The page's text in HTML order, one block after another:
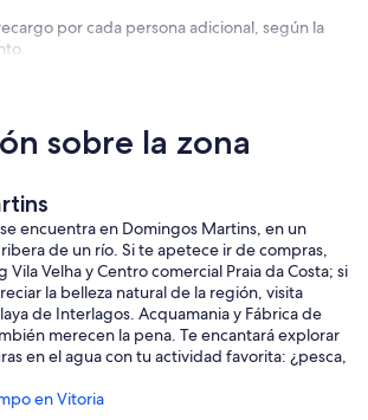
por cada persona adicional, según la
sobre la zona
encuentra en Domingos Martins, en un
de un río. Si te apetece ir de compras,
Velha y Centro comercial Praia da Costa; si
la belleza natural de la región, visita
de Interlagos. Acquamania y Fábrica de
merecen la pena. Te encantará explorar
en el agua con tu actividad favorita: ¿pesca,
en Vitoria